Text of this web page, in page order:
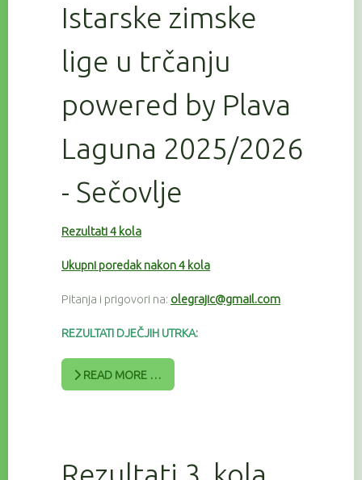
Istarske zimske
lige u trčanju
powered by Plava
Laguna 2025/2026
- Sečovlje
Rezultati 4 kola
Ukupni poredak nakon 4 kola
Pitanja i prigovori na: olegrajic@gmail.com
REZULTATI DJEČJIH UTRKA:
READ MORE …